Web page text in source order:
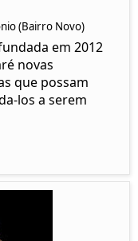
(Bairro Novo)
em 2012
novas
que possam
los a serem